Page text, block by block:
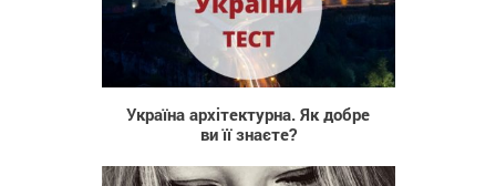
Україна архітектурна. Як добре
ви її знаєте?